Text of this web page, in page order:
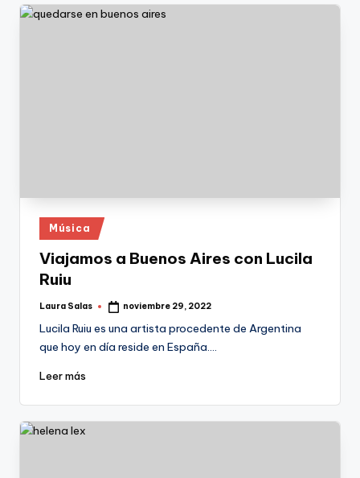
Publicado
en
Música
Viajamos a Buenos Aires con Lucila
Ruiu
Publicado
Laura Salas noviembre 29, 2022
Lucila Ruiu es una artista procedente de Argentina
que hoy en día reside en España.…
Leer más